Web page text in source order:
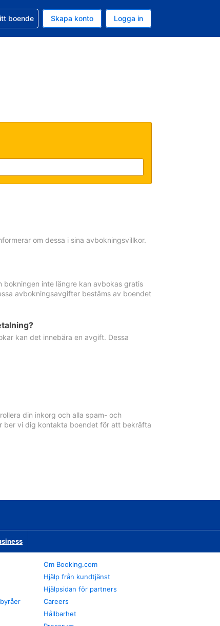
Amerikanska dollar
språk är Svenska
bokning
boende Skapa konto Logga in
om dessa i sina avbokningsvillkor.
inte längre kan avbokas gratis
avbokningsavgifter bestäms av boendet
kan det innebära en avgift. Dessa
din inkorg och alla spam- och
ber vi dig kontakta boendet för att bekräfta
Om Booking.com
Hjälp från kundtjänst
Hjälpsidan för partners
Careers
Hållbarhet